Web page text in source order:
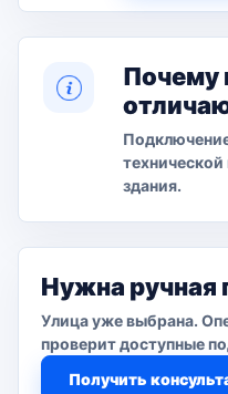
Почему
здания.
Нужна ручная
Улица уже выбрана.
проверит доступные
Получить